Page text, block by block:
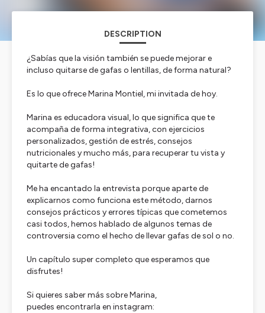
DESCRIPTION
¿Sabías que la visión también se puede mejorar e
incluso quitarse de gafas o lentillas, de forma natural?
Es lo que ofrece Marina Montiel, mi invitada de hoy.
Marina es educadora visual, lo que significa que te
acompaña de forma integrativa, con ejercicios
personalizados, gestión de estrés, consejos
nutricionales y mucho más, para recuperar tu vista y
quitarte de gafas!
Me ha encantado la entrevista porque aparte de
explicarnos como funciona este método, darnos
consejos prácticos y errores típicas que cometemos
casi todos, hemos hablado de algunos temas de
controversia como el hecho de llevar gafas de sol o no.
Un capítulo super completo que esperamos que
disfrutes!
Si quieres saber más sobre Marina,
puedes encontrarla en instagram: